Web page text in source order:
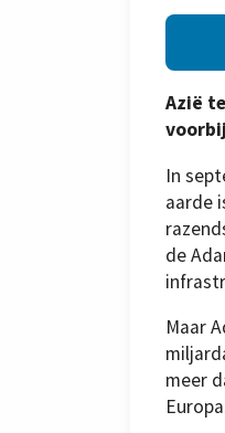
Azië
In
aarde
de
Maar
meer